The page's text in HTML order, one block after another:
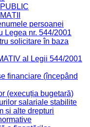
persoanei
Legea nr. 544/2001
solicitare în baza
al Legii 544/2001
financiare (începând
(execuția bugetară)
salariale stabilite
și alte drepturi